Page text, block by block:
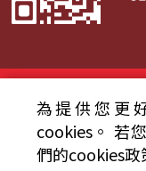
© 2024財團
資通安全政策
為提供您更
cookies。 若
們的cookies政